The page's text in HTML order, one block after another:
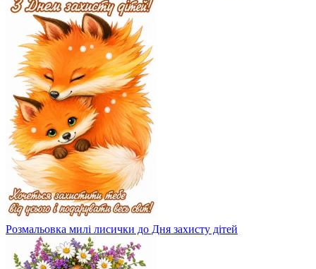
Розмальовка милі лисички до Дня захисту дітей